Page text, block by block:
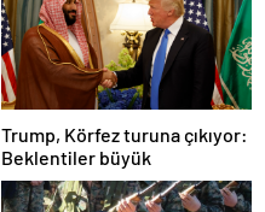
Trump, Körfez turuna çıkıyor:
Beklentiler büyük